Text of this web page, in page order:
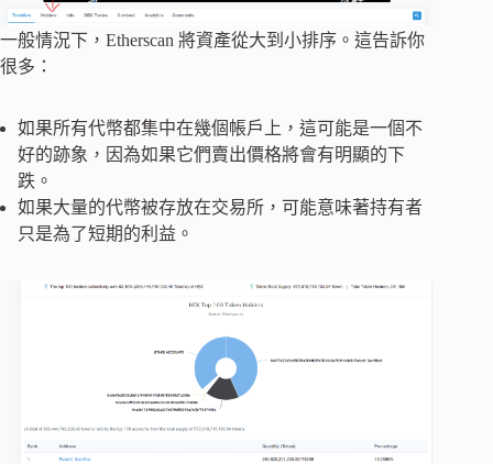
一般情況下，Etherscan 將資產從大到小排序。這告訴你
很多：
如果所有代幣都集中在幾個帳戶上，這可能是一個不
好的跡象，因為如果它們賣出價格將會有明顯的下
跌。
如果大量的代幣被存放在交易所，可能意味著持有者
只是為了短期的利益。